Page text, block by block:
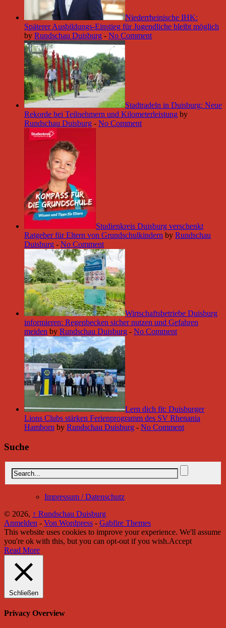
Niederrheinische IHK:
Späterer Ausbildungs-Einstieg für Jugendliche bleibt möglich
by Rundschau Duisburg - No Comment
Stadtradeln in Duisburg: Neue
Rekorde bei Teilnehmern und Kilometerleistung by
Rundschau Duisburg - No Comment
Studienkreis Duisburg verschenkt
Ratgeber für Eltern von Grundschulkindern by Rundschau
Duisburg - No Comment
Wirtschaftsbetriebe Duisburg
informieren: Regenbecken sicher nutzen und Gefahren
meiden by Rundschau Duisburg - No Comment
Lern dich fit: Duisburger
Lions Clubs stärken Ferienprogramm des SV Rhenania
Hamborn by Rundschau Duisburg - No Comment
Suche
Impressum / Datenschutz
© 2026, ↑ Rundschau Duisburg
Anmelden - Von Wordpress - Gabfire Themes
This website uses cookies to improve your experience. We'll assume
you're ok with this, but you can opt-out if you wish.Accept
Read More
Schließen
Privacy Overview